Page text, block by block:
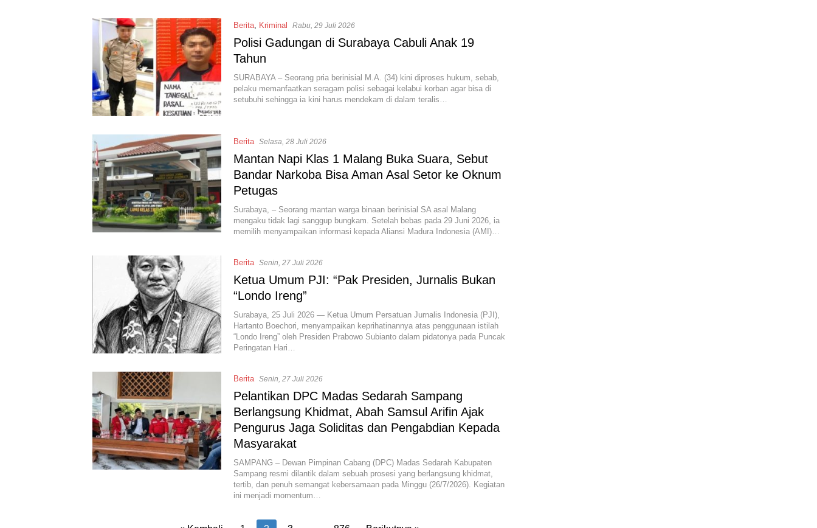
Berita, Kriminal Rabu, 29 Juli 2026
Polisi Gadungan di Surabaya Cabuli Anak 19
Tahun
SURABAYA – Seorang pria berinisial M.A. (34) kini diproses hukum, sebab,
pelaku memanfaatkan seragam polisi sebagai kelabui korban agar bisa di
setubuhi sehingga ia kini harus mendekam di dalam teralis…
Berita Selasa, 28 Juli 2026
Mantan Napi Klas 1 Malang Buka Suara, Sebut
Bandar Narkoba Bisa Aman Asal Setor ke Oknum
Petugas
Surabaya, – Seorang mantan warga binaan berinisial SA asal Malang
mengaku tidak lagi sanggup bungkam. Setelah bebas pada 29 Juni 2026, ia
memilih menyampaikan informasi kepada Aliansi Madura Indonesia (AMI)…
Berita Senin, 27 Juli 2026
Ketua Umum PJI: “Pak Presiden, Jurnalis Bukan
“Londo Ireng”
Surabaya, 25 Juli 2026 — Ketua Umum Persatuan Jurnalis Indonesia (PJI),
Hartanto Boechori, menyampaikan keprihatinannya atas penggunaan istilah
“Londo Ireng” oleh Presiden Prabowo Subianto dalam pidatonya pada Puncak
Peringatan Hari…
Berita Senin, 27 Juli 2026
Pelantikan DPC Madas Sedarah Sampang
Berlangsung Khidmat, Abah Samsul Arifin Ajak
Pengurus Jaga Soliditas dan Pengabdian Kepada
Masyarakat
SAMPANG – Dewan Pimpinan Cabang (DPC) Madas Sedarah Kabupaten
Sampang resmi dilantik dalam sebuah prosesi yang berlangsung khidmat,
tertib, dan penuh semangat kebersamaan pada Minggu (26/7/2026). Kegiatan
ini menjadi momentum…